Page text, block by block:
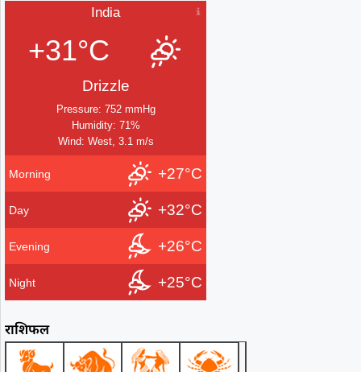
India
+31°C
Drizzle
Pressure: 752 mmHg
Humidity: 71%
Wind: West, 3.1 m/s
Morning +27°C
Day +32°C
Evening +26°C
Night +25°C
राशिफल